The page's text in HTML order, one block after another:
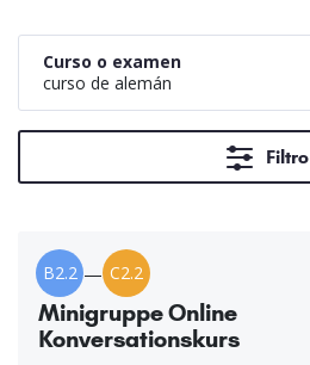
Curso o examen
curso de alemán
Filtro
B2.2 — C2.2
Minigruppe Online
Konversationskurs